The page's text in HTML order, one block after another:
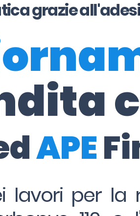
grazie
APE
lavori per la